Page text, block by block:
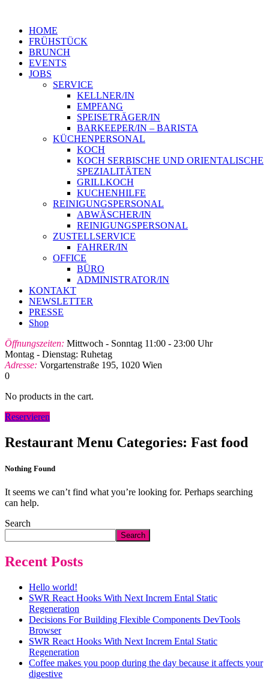
HOME
FRÜHSTÜCK
BRUNCH
EVENTS
JOBS
SERVICE
KELLNER/IN
EMPFANG
SPEISETRÄGER/IN
BARKEEPER/IN – BARISTA
KÜCHENPERSONAL
KOCH
KOCH SERBISCHE UND ORIENTALISCHE
SPEZIALITÄTEN
GRILLKOCH
KUCHENHILFE
REINIGUNGSPERSONAL
ABWÄSCHER/IN
REINIGUNGSPERSONAL
ZUSTELLSERVICE
FAHRER/IN
OFFICE
BÜRO
ADMINISTRATOR/IN
KONTAKT
NEWSLETTER
PRESSE
Shop
Öffnungszeiten: Mittwoch - Sonntag 11:00 - 23:00 Uhr
Montag - Dienstag: Ruhetag
Adresse: Vorgartenstraße 195, 1020 Wien
0
No products in the cart.
Reservieren
Restaurant Menu Categories: Fast food
Nothing Found
It seems we can’t find what you’re looking for. Perhaps searching
can help.
Search
Search
Recent Posts
Hello world!
SWR React Hooks With Next Increm Ental Static
Regeneration
Decisions For Building Flexible Components DevTools
Browser
SWR React Hooks With Next Increm Ental Static
Regeneration
Coffee makes you poop during the day because it affects your
digestive